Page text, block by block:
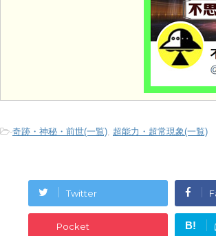
-奇跡・神秘・前世(一覧), 超能力・超常現象(一覧)
Twitter
Pocket B!